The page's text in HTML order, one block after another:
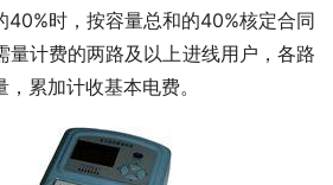
40%时，按容量总和的40%核定合同
量计费的两路及以上进线用户，各路
累加计收基本电费。